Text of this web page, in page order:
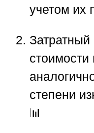
учетом их
Затратный
стоимости
степени
📊